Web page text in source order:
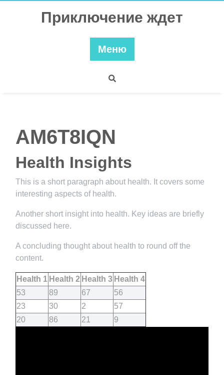
Приключение ждет
Меню
AM6T8IQN
Health Insights
This is a short paragraph about health. It covers some
interesting aspects of health.
Another short insight into health. Key ideas are briefly
discussed here.
A concluding thought about health to round off the
content.
Health 1 Health 2 Health 3 Health 4
53
89 67
56
23
30 2
57
20
86 21 9